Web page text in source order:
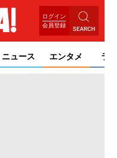
ログイン
会員登録
ニュース エンタメ ライ